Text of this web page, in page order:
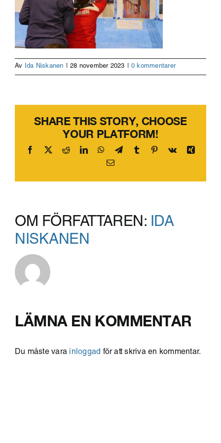
Av Ida Niskanen | 28 november 2023 | 0 kommentarer
SHARE THIS STORY, CHOOSE
YOUR PLATFORM!
Facebook
X RedditLinkedInWhatsApp
TelegramTumblr Pinterest
Vk
Xing
E-
OM FÖRFATTAREN: IDA
NISKANEN
LÄMNA EN KOMMENTAR
Du måste vara inloggad för att skriva en kommentar.